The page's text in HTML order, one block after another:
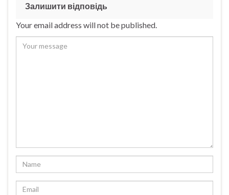
Залишити відповідь
Your email address will not be published.